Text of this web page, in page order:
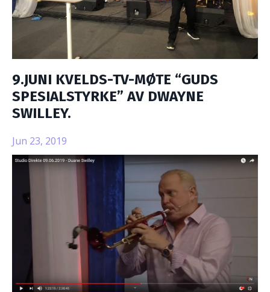
9.JUNI KVELDS-TV-MØTE “GUDS
SPESIALSTYRKE” AV DWAYNE
SWILLEY.
Jun 23, 2019